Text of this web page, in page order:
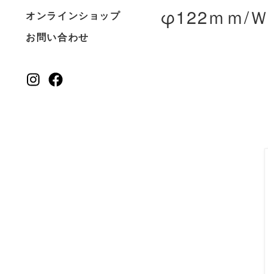
オンラインショップ
お問い合わせ
φ122ｍｍ/